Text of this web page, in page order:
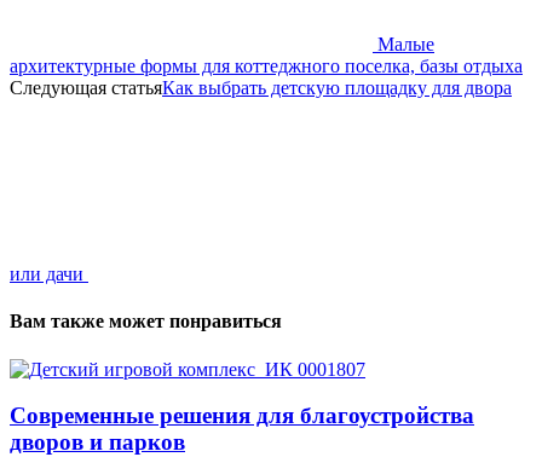
Малые
архитектурные формы для коттеджного поселка, базы отдыха
Следующая статьяКак выбрать детскую площадку для двора
или дачи
Вам также может понравиться
Современные решения для благоустройства
дворов и парков